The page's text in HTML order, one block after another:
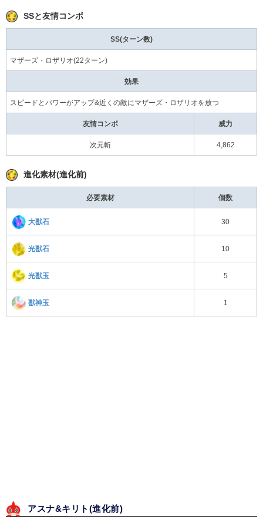
SSと友情コンボ
SS(ターン数)
マザーズ・ロザリオ(22ターン)
効果
スピードとパワーがアップ&近くの敵にマザーズ・ロザリオを放つ
友情コンボ 威力
次元斬 4,862
進化素材(進化前)
必要素材 個数
大獣石 30
光獣石 10
光獣玉 5
獣神玉 1
アスナ&キリト(進化前)